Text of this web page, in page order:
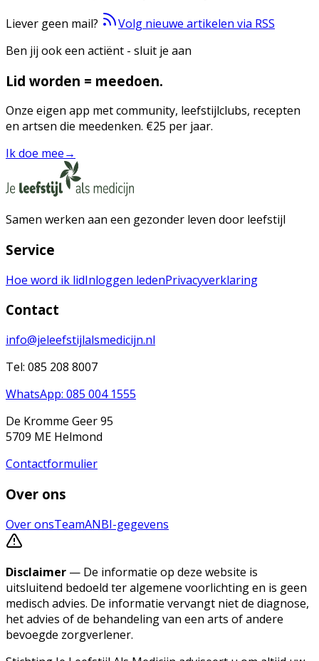
Liever geen mail?
Volg nieuwe artikelen via RSS
Ben jij ook een actiënt - sluit je aan
Lid worden = meedoen.
Onze eigen app met community, leefstijlclubs, recepten
en artsen die meedenken. €25 per jaar.
Ik doe mee→
Samen werken aan een gezonder leven door leefstijl
Service
Hoe word ik lidInloggen ledenPrivacyverklaring
Contact
info@jeleefstijlalsmedicijn.nl
Tel: 085 208 8007
WhatsApp: 085 004 1555
De Kromme Geer 95
5709 ME Helmond
Contactformulier
Over ons
Over onsTeamANBI-gegevens
Disclaimer — De informatie op deze website is
uitsluitend bedoeld ter algemene voorlichting en is geen
medisch advies. De informatie vervangt niet de diagnose,
het advies of de behandeling van een arts of andere
bevoegde zorgverlener.